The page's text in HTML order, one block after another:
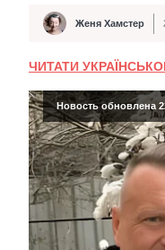
Автор Женя Хамстер
Дата публикации
ЧИТАТИ
Новость обновлена